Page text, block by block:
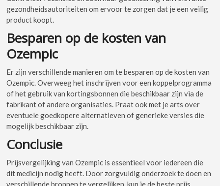
gezondheidsautoriteiten om ervoor te zorgen dat je een veilig
product koopt.
Besparen op de kosten van
Ozempic
Er zijn verschillende manieren om te besparen op de kosten van
Ozempic. Overweeg het inschrijven voor een koppelprogramma
of het gebruik van kortingsbonnen die beschikbaar zijn via de
fabrikant of andere organisaties. Praat ook met je arts over
eventuele goedkopere alternatieven of generieke versies die
mogelijk beschikbaar zijn.
Conclusie
Prijsvergelijking van Ozempic is essentieel voor iedereen die
dit medicijn nodig heeft. Door zorgvuldig onderzoek te doen en
verschillende bronnen te vergelijken, kun je de beste prijs